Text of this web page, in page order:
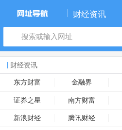
财经资讯
财经资讯
东方财富 金融界
证券之星 南方财富
新浪财经 腾讯财经